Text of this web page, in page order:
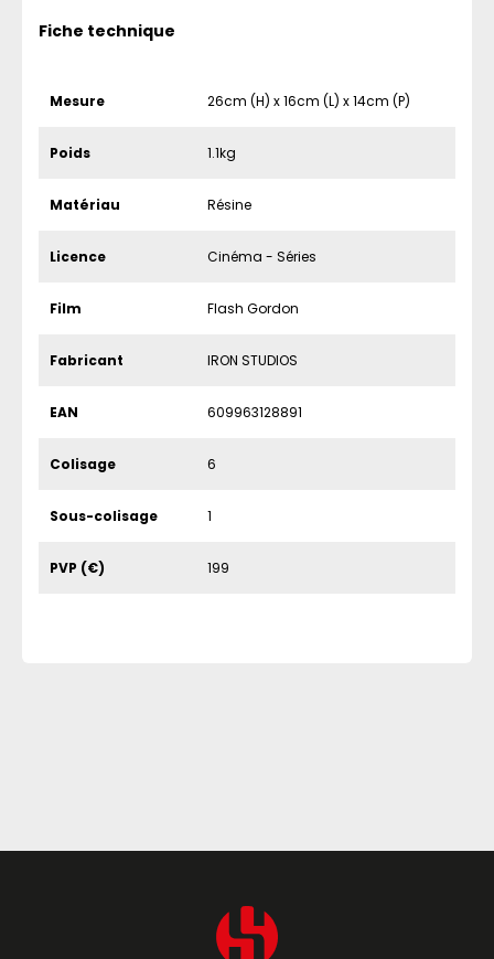
Fiche technique
Mesure 26cm (H) x 16cm (L) x 14cm (P)
Poids 1.1kg
Matériau Résine
Licence Cinéma - Séries
Film Flash Gordon
Fabricant IRON STUDIOS
EAN 609963128891
Colisage 6
Sous-colisage 1
PVP (€) 199